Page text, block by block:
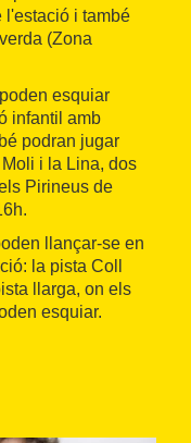
l'estació i també
(Zona
esquiar
infantil amb
podran jugar
i la Lina, dos
Pirineus de
llançar-se en
la pista Coll
llarga, on els
esquiar.
petits poden